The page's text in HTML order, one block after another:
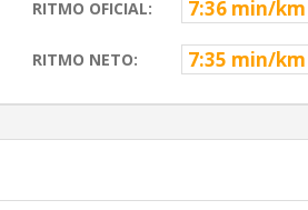
RITMO OFICIAL: 7:36 min/km
RITMO NETO: 7:35 min/km